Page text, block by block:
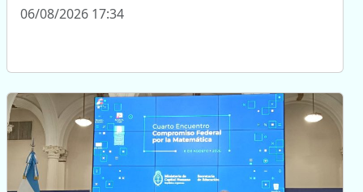
06/08/2026 17:34